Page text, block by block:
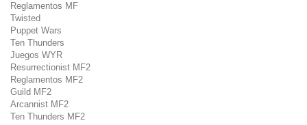
Reglamentos MF
Twisted
Puppet Wars
Ten Thunders
Juegos WYR
Resurrectionist MF2
Reglamentos MF2
Guild MF2
Arcannist MF2
Ten Thunders MF2